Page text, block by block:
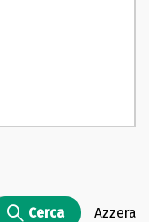
Cerca Azzera